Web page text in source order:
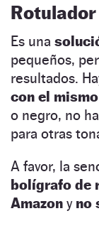
Rotulador
Es una
pequeños,
resultados.
con el
o negro, no
para otras
A favor, la
bolígrafo de
Amazon y no